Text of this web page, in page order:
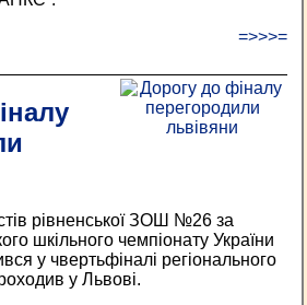
=>>>=
рівненської ЗОШ №26 за
шкільного чемпіонату України
у чвертьфіналі регіонального
у Львові.